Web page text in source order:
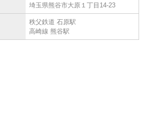
埼玉県熊谷市大原１丁目14-23
秩父鉄道 石原駅
高崎線 熊谷駅